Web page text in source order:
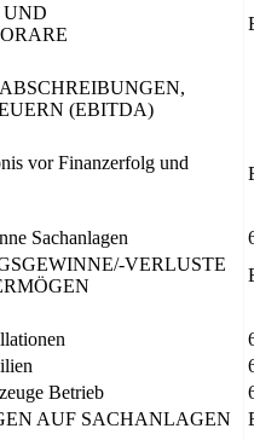
(EBITDA)
vor Finanzerfolg und
Sachanlagen
VERLUSTE
Betrieb
AUF SACHANLAGEN